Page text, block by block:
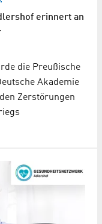
erinnert an
die Preußische
Akademie
Zerstörungen